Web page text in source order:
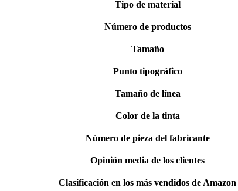
Tipo de material
Número de productos
Tamaño
Punto tipográfico
Tamaño de línea
Color de la tinta
Número de pieza del fabricante
Opinión media de los clientes
Clasificación en los más vendidos de Amazon